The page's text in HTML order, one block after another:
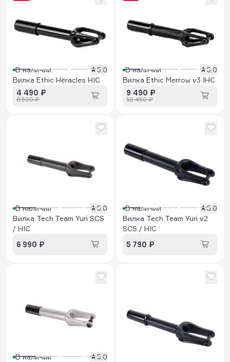
В наличии
5.0
Вилка Ethic Heracles HIC
4 490 ₽
6 590 ₽
В наличии
5.0
Вилка Ethic Merrow v3 IHC
9 490 ₽
10 450 ₽
В наличии
5.0
Вилка Tech Team Yuri SCS
/ HIC
6 990 ₽
В наличии
5.0
Вилка Tech Team Yuri v2
SCS / HIC
5 790 ₽
В наличии
5.0